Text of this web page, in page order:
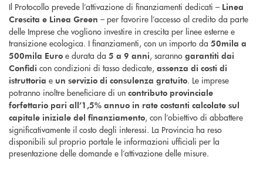
Il Protocollo prevede l’attivazione di finanziamenti dedicati – Linea
Crescita e Linea Green – per favorire l’accesso al credito da parte
delle Imprese che vogliono investire in crescita per linee esterne e
transizione ecologica. I finanziamenti, con un importo da 50mila a
500mila Euro e durata da 5 a 9 anni, saranno garantiti dai
Confidi con condizioni di tasso dedicate, assenza di costi di
istruttoria e un servizio di consulenza gratuito. Le imprese
potranno inoltre beneficiare di un contributo provinciale
forfettario pari all’1,5% annuo in rate costanti calcolate sul
capitale iniziale del finanziamento, con l’obiettivo di abbattere
significativamente il costo degli interessi. La Provincia ha reso
disponibili sul proprio portale le informazioni ufficiali per la
presentazione delle domande e l’attivazione delle misure.